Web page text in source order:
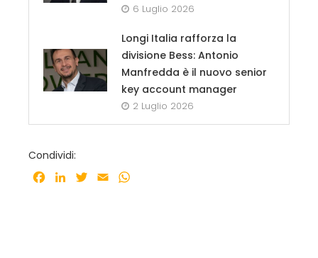
6 Luglio 2026
Longi Italia rafforza la
divisione Bess: Antonio
Manfredda è il nuovo senior
key account manager
2 Luglio 2026
Condividi:
Facebook
LinkedInTwitter
Email